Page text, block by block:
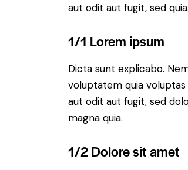
aut odit aut fugit, sed quia.
1/1 Lorem ipsum
Dicta sunt explicabo.
voluptatem quia
aut odit aut fugit, sed
magna quia.
1/2 Dolore sit amet